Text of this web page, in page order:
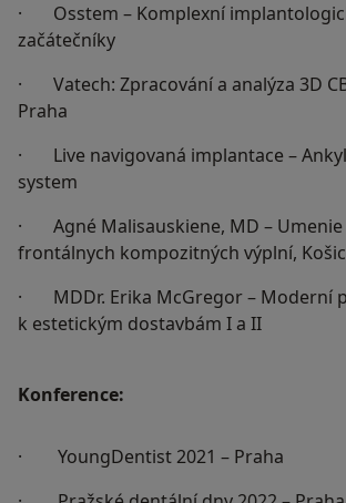
· Osstem – Komplexní
začátečníky
· Vatech: Zpracování a analýza 3D
Praha
· Live navigovaná implantace –
system
· Agné Malisauskiene, MD – Umenie
frontálnych kompozitných výplní,
· MDDr. Erika McGregor – Moderní
k estetickým dostavbám I a II
Konference:
· YoungDentist 2021 – Praha